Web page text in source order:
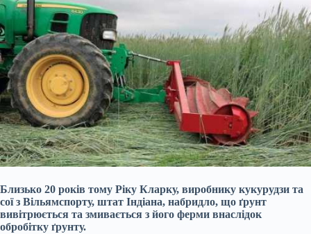
Близько 20 років тому Ріку Кларку, виробнику кукурудзи та
сої з Вільямспорту, штат Індіана, набридло, що ґрунт
вивітрюється та змивається з його ферми внаслідок
обробітку ґрунту.